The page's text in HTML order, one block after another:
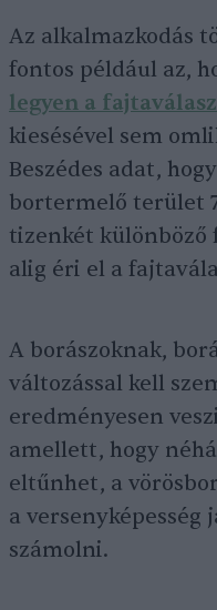
Az alkalmazkodás
fontos például az,
legyen a
kiesésével sem
Beszédes adat,
bortermelő terület
tizenkét különböző
alig éri el a
A borászoknak,
változással kell
eredményesen
amellett, hogy
eltűnhet, a
a versenyképesség
számolni.